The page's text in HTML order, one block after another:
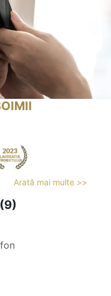
Arată mai multe >>
(9)